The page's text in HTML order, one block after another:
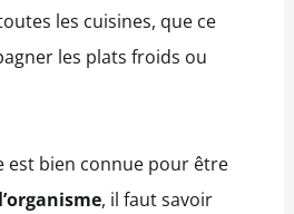
les cuisines, que ce
les plats froids ou
est bien connue pour être
, il faut savoir